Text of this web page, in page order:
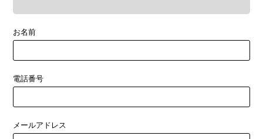
お名前
電話番号
メールアドレス